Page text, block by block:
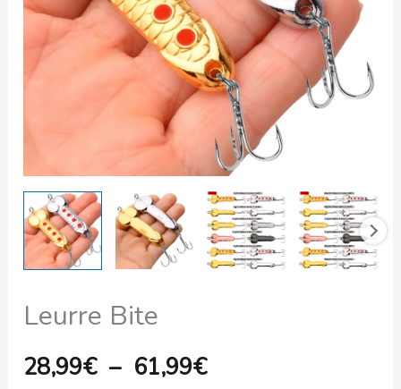
Leurre Bite
28,99€ – 61,99€
à
61,99€